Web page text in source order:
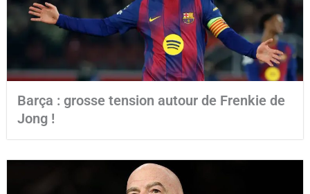
Barça : grosse tension autour de Frenkie de
Jong !